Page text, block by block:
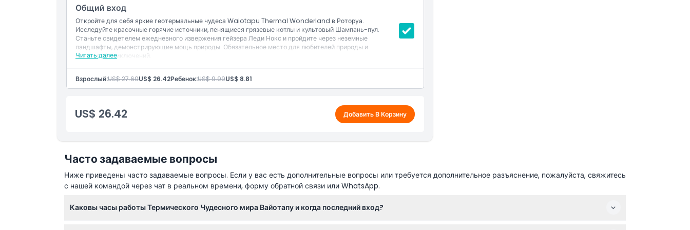
Вещи, которые нужно знать
Местоположение
Как добраться туда
Общий вход
Откройте для себя яркие геотермальные чудеса Waiotapu Thermal Wonderland в Роторуа.
Исследуйте красочные горячие источники, пенящиеся грязевые котлы и культовый Шампань-пул.
Станьте свидетелем ежедневного извержения гейзера Леди Нокс и пройдите через неземные
ландшафты, демонстрирующие мощь природы. Обязательное место для любителей природы и
искателей приключений.
Читать далее
Взрослый:US$ 27.60US$ 26.42Ребенок:US$ 9.99US$ 8.81
US$ 26.42 Добавить В Корзину
Часто задаваемые вопросы
Ниже приведены часто задаваемые вопросы. Если у вас есть дополнительные вопросы или требуется дополнительное разъяснение, пожалуйста, свяжитесь
с нашей командой через чат в реальном времени, форму обратной связи или WhatsApp.
Каковы часы работы Термического Чудесного мира Вайотапу и когда последний вход?